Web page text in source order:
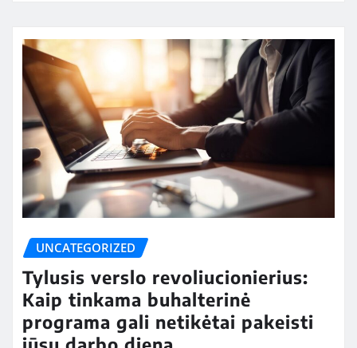
UNCATEGORIZED
Tylusis verslo revoliucionierius:
Kaip tinkama buhalterinė
programa gali netikėtai pakeisti